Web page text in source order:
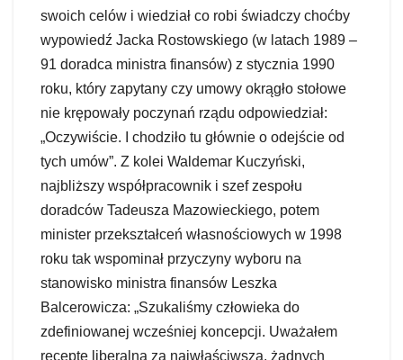
swoich celów i wiedział co robi świadczy choćby
wypowiedź Jacka Rostowskiego (w latach 1989 –
91 doradca ministra finansów) z stycznia 1990
roku, który zapytany czy umowy okrągło stołowe
nie krępowały poczynań rządu odpowiedział:
„Oczywiście. I chodziło tu głównie o odejście od
tych umów”. Z kolei Waldemar Kuczyński,
najbliższy współpracownik i szef zespołu
doradców Tadeusza Mazowieckiego, potem
minister przekształceń własnościowych w 1998
roku tak wspominał przyczyny wyboru na
stanowisko ministra finansów Leszka
Balcerowicza: „Szukaliśmy człowieka do
zdefiniowanej wcześniej koncepcji. Uważałem
receptę liberalną za najwłaściwszą, żadnych